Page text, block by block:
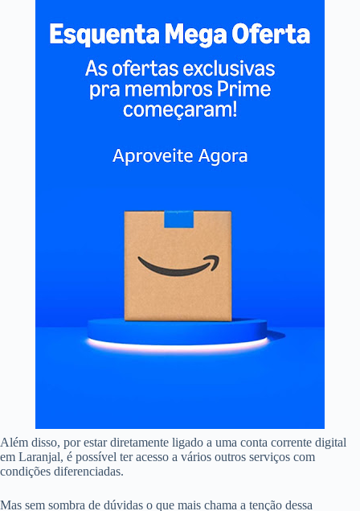
Além disso, por estar diretamente ligado a uma conta corrente digital
em Laranjal, é possível ter acesso a vários outros serviços com
condições diferenciadas.
Mas sem sombra de dúvidas o que mais chama a tenção dessa